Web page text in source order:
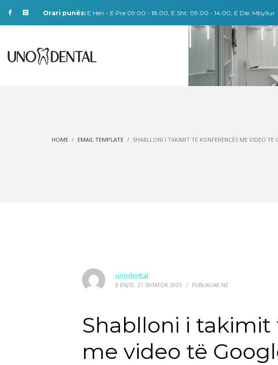
Orari punës: E Hën - E Pre 09:00 - 18.00, E Sht: 09.00 - 14.00, E Die: Mbyllur
HOME EMAIL TEMPLATE SHABLLONI I TAKIMIT TË KONFERENCËS ME VIDEO TË
unodental
E ENJTE, 21 SHTATOR 2023 / PUBLIKUAR NË
Shablloni i
me video të